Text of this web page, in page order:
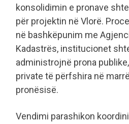
konsolidimin e pronave
për projektin në Vlorë.
në bashkëpunim me
Kadastrës, institucionet
administrojnë prona
private të përfshira në
pronësisë.
Vendimi parashikon